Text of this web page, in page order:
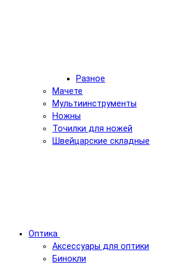
Разное
Мачете
Мультиинструменты
Ножны
Точилки для ножей
Швейцарские складные
Оптика
Аксессуары для оптики
Бинокли